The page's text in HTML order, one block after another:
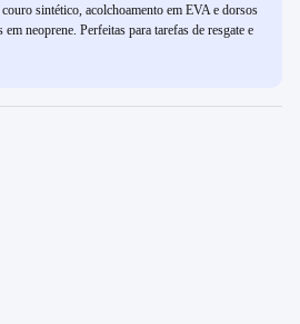
sintético, acolchoamento em EVA e dorsos
neoprene. Perfeitas para tarefas de resgate e